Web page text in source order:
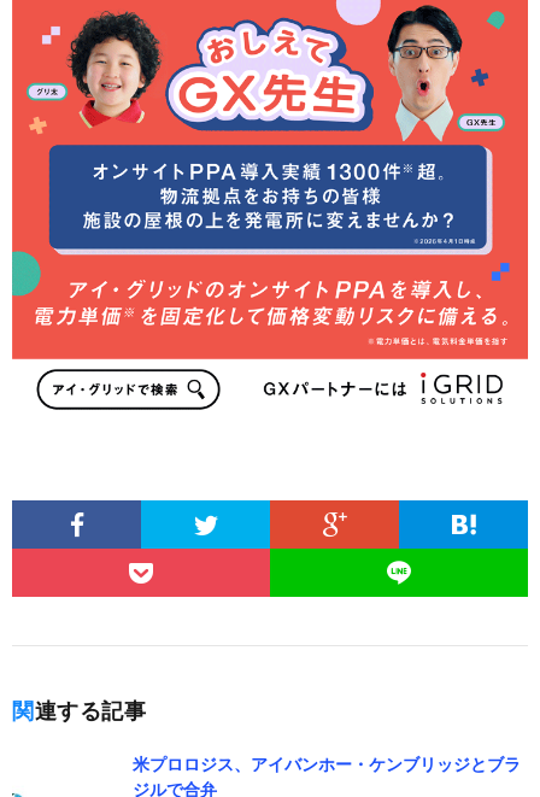
関連する記事
米プロロジス、アイバンホー・ケンブリッジとブラ
ジルで合弁